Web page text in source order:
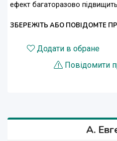
ефект багаторазово
ЗБЕРЕЖІТЬ АБО ПОВІДОМТЕ
Додати в обране
Повідомити
А.